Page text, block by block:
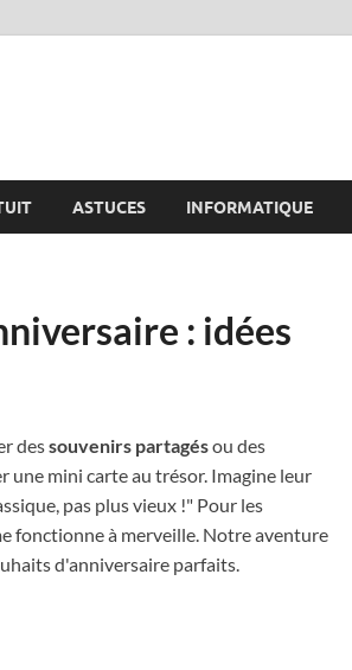
ASTUCES INFORMATIQUE
: idées
dessouvenirs partagésou des
une mini carte au trésor. Imagine leur
pas plus vieux !" Pour les
fonctionne à merveille. Notre aventure
d'anniversaire parfaits.